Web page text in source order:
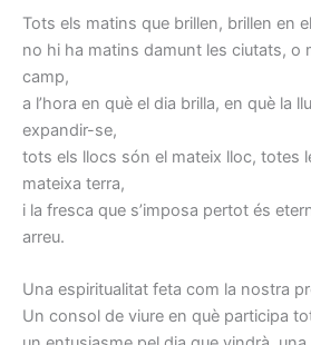
Tots els matins que brillen, brillen en
no hi ha matins damunt les ciutats, o
camp,
a l’hora en què el dia brilla, en què la
expandir-se,
tots els llocs són el mateix lloc, totes
mateixa terra,
i la fresca que s’imposa pertot és
arreu.
Una espiritualitat feta com la nostra
Un consol de viure en què participa